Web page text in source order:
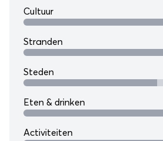
Cultuur
Stranden
Steden
Eten & drinken
Activiteiten